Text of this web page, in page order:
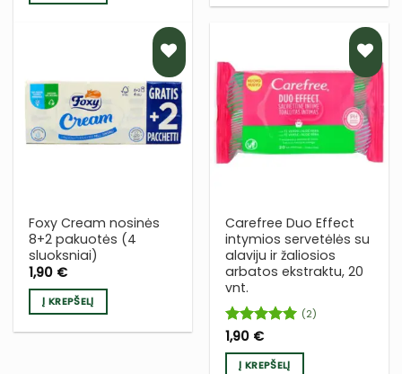
PRIDĖTI
Į NORŲ
SĄRAŠĄ
Foxy Cream nosinės
8+2 pakuotės (4
sluoksniai)
1,90 €
Į KREPŠELĮ
PRIDĖTI
Į NORŲ
SĄRAŠĄ
Carefree Duo Effect
intymios servetėlės su
alaviju ir žaliosios
arbatos ekstraktu, 20
vnt.
Įvertinimas:
(2)
1,90 €
Į KREPŠELĮ